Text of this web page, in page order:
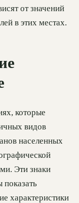
от значений
в этих местах.
которые
видов
населенных
Эти знаки
показать
характеристики